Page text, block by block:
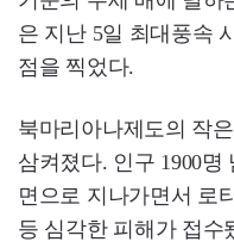
은 지난 5일 최대풍속
점을 찍었다.
북마리아나제도의 작
삼켜졌다. 인구 1900
면으로 지나가면서 로
등 심각한 피해가 접수